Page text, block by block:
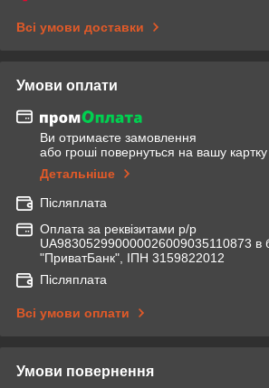
Всі умови доставки
Умови оплати
Ви отримаєте замовлення
або гроші повернуться на вашу картку
Детальніше
Післяплата
Оплата за реквізитами р/р
UA983052990000026009035110873 в
"ПриватБанк", ІПН 3159822012
Післяплата
Всі умови оплати
Умови повернення